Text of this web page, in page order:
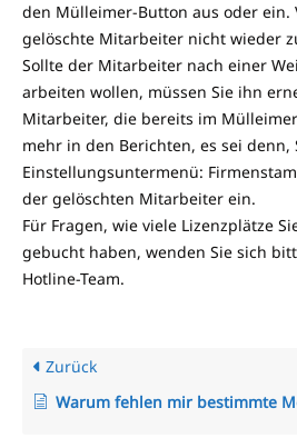
den Mülleimer-Button aus oder ein.
gelöschte Mitarbeiter nicht wieder
Sollte der Mitarbeiter nach einer
arbeiten wollen, müssen Sie ihn
Mitarbeiter, die bereits im
mehr in den Berichten, es sei
Einstellungsuntermenü:
der gelöschten Mitarbeiter ein.
Für Fragen, wie viele Lizenzplätze
gebucht haben, wenden Sie sich
Hotline-Team.
Zurück
Warum fehlen mir bestimmte